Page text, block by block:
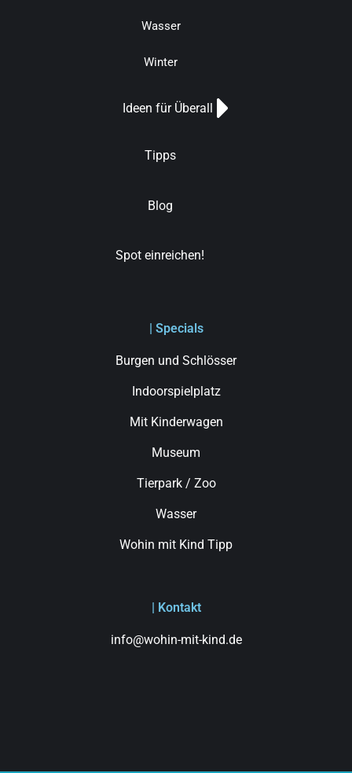
Wasser
Winter
Ideen für Überall
Tipps
Blog
Spot einreichen!
| Specials
Burgen und Schlösser
Indoorspielplatz
Mit Kinderwagen
Museum
Tierpark / Zoo
Wasser
Wohin mit Kind Tipp
| Kontakt
info@wohin-mit-kind.de